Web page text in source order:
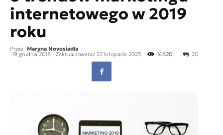
internetowego w 2019
roku
Przez Maryna Novosiadla -
19 grudnia 2018 - Zaktualizowano: 22 listopada 2023 20
14620